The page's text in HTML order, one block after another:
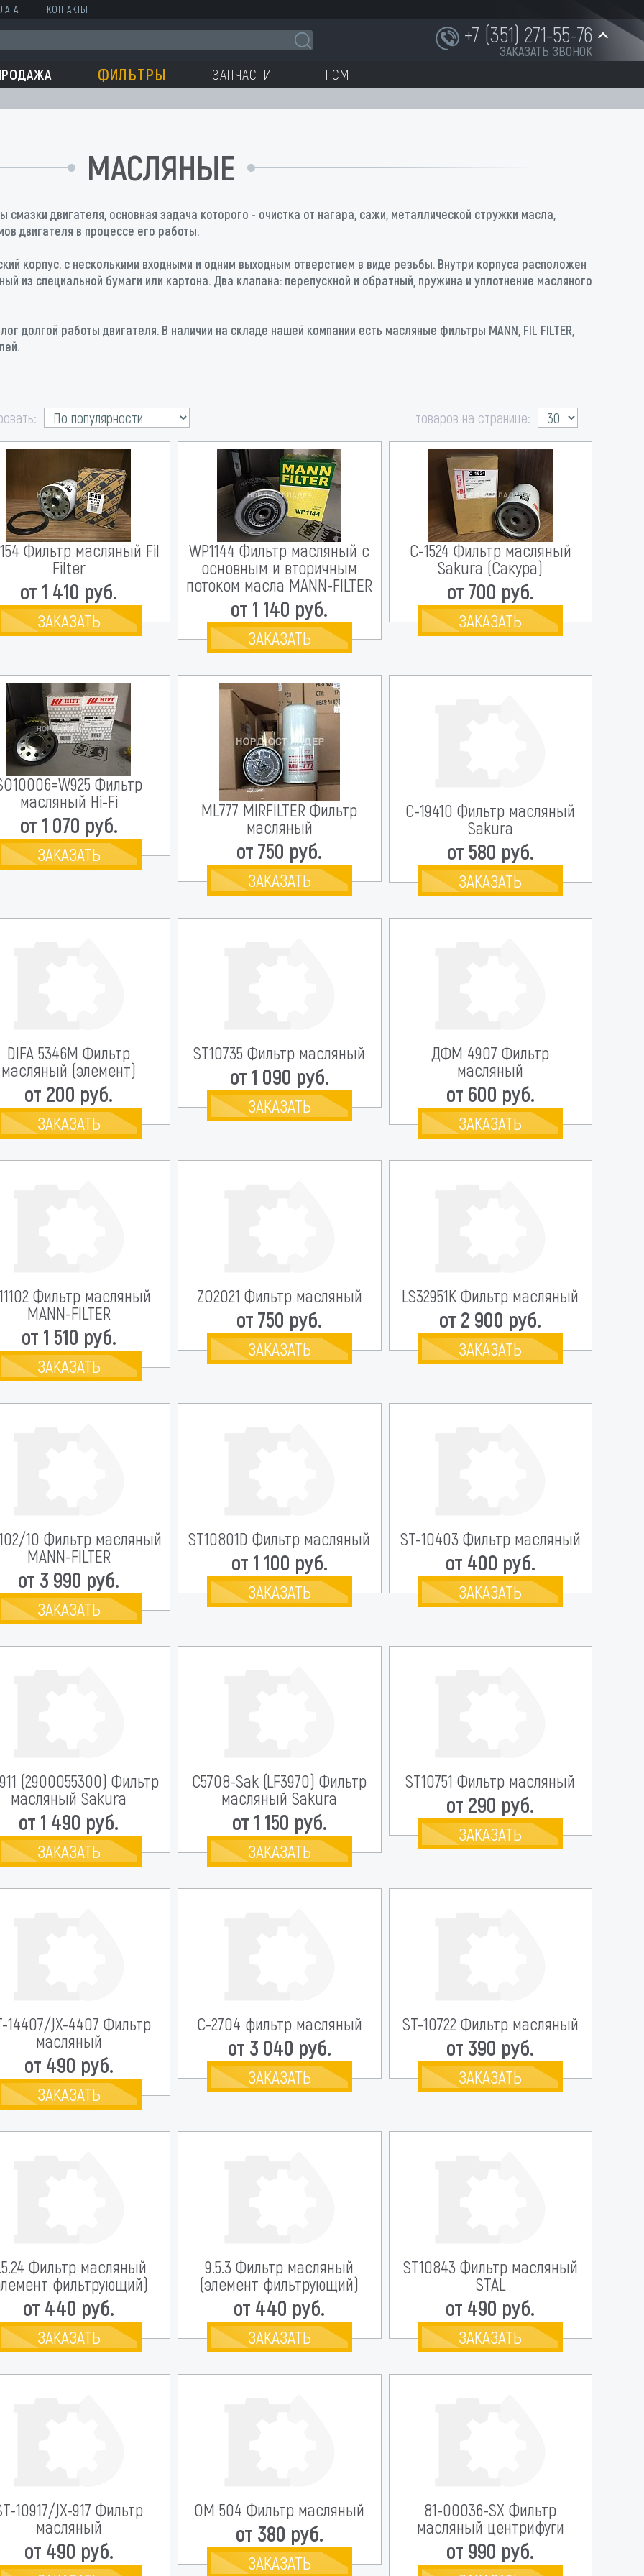
КОНТАКТЫ
+7 (351) 271-55-76
ЗАКАЗАТЬ ЗВОНОК
+7 (951) 252-91-87
ФИЛЬТРЫ ЗАПЧАСТИ ГСМ
МАСЛЯНЫЕ
двигателя, основная задача которого - очистка от нагара, сажи, металлической стружки масла,
двигателя в процессе его работы.
корпус. с несколькими входными и одним выходным отверстием в виде резьбы. Внутри корпуса расположен
из специальной бумаги или картона. Два клапана: перепускной и обратный, пружина и уплотнение масляного
долгой работы двигателя. В наличии на складе нашей компании есть масляные фильтры MANN, FIL FILTER,
товаров на странице:
Фильтр масляный Fil
Filter
от 1 410 руб.
ЗАКАЗАТЬ
WP1144 Фильтр масляный с
основным и вторичным
потоком масла MANN-FILTER
от 1 140 руб.
ЗАКАЗАТЬ
C-1524 Фильтр масляный
Sakura (Сакура)
от 700 руб.
ЗАКАЗАТЬ
Фильтр
масляный Hi-Fi
от 1 070 руб.
ЗАКАЗАТЬ
ML777 MIRFILTER Фильтр
масляный
от 750 руб.
ЗАКАЗАТЬ
С-19410 Фильтр масляный
Sakura
от 580 руб.
ЗАКАЗАТЬ
DIFA 5346M Фильтр
масляный (элемент)
от 200 руб.
ЗАКАЗАТЬ
ST10735 Фильтр масляный
от 1 090 руб.
ЗАКАЗАТЬ
ДФМ 4907 Фильтр
масляный
от 600 руб.
ЗАКАЗАТЬ
Фильтр масляный
MANN-FILTER
от 1 510 руб.
ЗАКАЗАТЬ
ZO2021 Фильтр масляный
от 750 руб.
ЗАКАЗАТЬ
LS32951K Фильтр масляный
от 2 900 руб.
ЗАКАЗАТЬ
10 Фильтр масляный
MANN-FILTER
от 3 990 руб.
ЗАКАЗАТЬ
ST10801D Фильтр масляный
от 1 100 руб.
ЗАКАЗАТЬ
ST-10403 Фильтр масляный
от 400 руб.
ЗАКАЗАТЬ
(2900055300) Фильтр
масляный Sakura
от 1 490 руб.
ЗАКАЗАТЬ
C5708-Sak (LF3970) Фильтр
масляный Sakura
от 1 150 руб.
ЗАКАЗАТЬ
ST10751 Фильтр масляный
от 290 руб.
ЗАКАЗАТЬ
14407/JX-4407 Фильтр
масляный
от 490 руб.
ЗАКАЗАТЬ
C-2704 фильтр масляный
от 3 040 руб.
ЗАКАЗАТЬ
ST-10722 Фильтр масляный
от 390 руб.
ЗАКАЗАТЬ
Фильтр масляный
фильтрующий)
от 440 руб.
ЗАКАЗАТЬ
9.5.3 Фильтр масляный
(элемент фильтрующий)
от 440 руб.
ЗАКАЗАТЬ
ST10843 Фильтр масляный
STAL
от 490 руб.
ЗАКАЗАТЬ
10917/JX-917 Фильтр
масляный
от 490 руб.
OM 504 Фильтр масляный
от 380 руб.
ЗАКАЗАТЬ
81-00036-SX Фильтр
масляный центрифуги
от 990 руб.